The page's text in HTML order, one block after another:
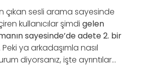
çıkan sesli arama sayesinde
kullanıcılar şimdi gelen
sayesinde’de adete 2. bir
Peki ya arkadaşımla nasıl
diyorsanız, işte ayrıntılar…